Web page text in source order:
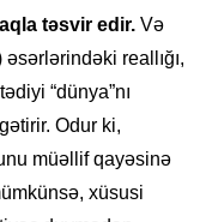
təsvir edir. Və
reallığı,
“dünya”nı
Odur ki,
müəllif qayəsinə
xüsusi